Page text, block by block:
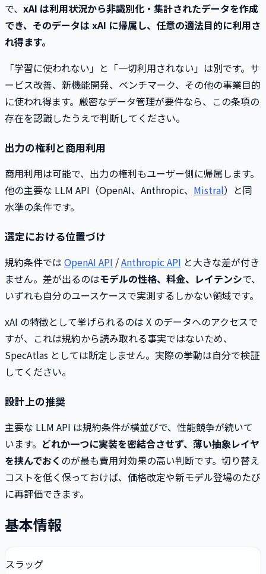
で、 xAI は利用状況から非識別化・集計されたデータを作成
でき、そのデータは xAI に帰属し、任意の適法目的に利用さ
れ得ます。
「学習に使われない」と「一切利用されない」は別です。サ
ービス改善、新機能開発、ベンチマーク、その他の事業目的
に使われ得ます。厳密なデータ管理が要件なら、この条項の
存在を認識したうえで判断してください。
出力の権利と商用利用
商用利用は可能で、出力の権利もユーザー側に帰属します。
他の主要な LLM API（OpenAI、Anthropic、 Mistral）と同
水準の条件です。
選定における位置づけ
規約条件では OpenAI API /Anthropic API と大きな差が付き
ません。差が出るのはモデルの性格、料金、レイテンシで、
いずれも自分のユースケースで実測するしかない領域です。
xAI の特徴として挙げられるのは X のデータへのアクセスで
すが、これは規約から読み取れる事実ではないため、
SpecAtlas としては断定しません。実際の挙動は自分で検証
してください。
設計上の推奨
主要な LLM API は規約条件が横並びで、性能競争が続いて
います。 どれか一つに実装を密結合させず、薄い抽象レイヤ
を挟んでおく のが最も費用対効果の高い判断です。切り替え
コストを低く保っておけば、価格改定や新モデル登場のたび
に再評価できます。
基本情報
スラッグ